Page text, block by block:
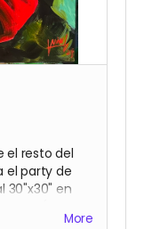
el resto del
el party de
30"x30" en
More